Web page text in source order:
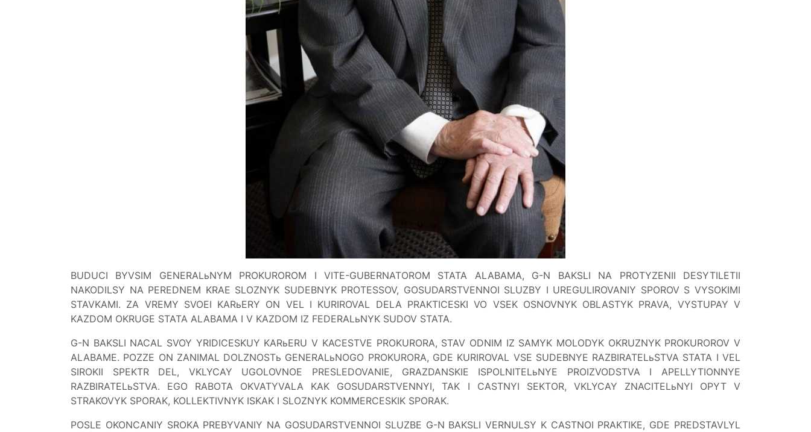
BUDUCI BYVSIM GENERALьNYM PROKUROROM I VITE-GUBERNATOROM STATA ALABAMA, G-N BAKSLI NA PROTYZENII DESYTILETII
NAKODILSY NA PEREDNEM KRAE SLOZNYK SUDEBNYK PROTESSOV, GOSUDARSTVENNOI SLUZBY I UREGULIROVANIY SPOROV S VYSOKIMI
STAVKAMI. ZA VREMY SVOEI KARьERY ON VEL I KURIROVAL DELA PRAKTICESKI VO VSEK OSNOVNYK OBLASTYK PRAVA, VYSTUPAY V
KAZDOM OKRUGE STATA ALABAMA I V KAZDOM IZ FEDERALьNYK SUDOV STATA.
G-N BAKSLI NACAL SVOY YRIDICESKUY KARьERU V KACESTVE PROKURORA, STAV ODNIM IZ SAMYK MOLODYK OKRUZNYK PROKUROROV V
ALABAME. POZZE ON ZANIMAL DOLZNOSTь GENERALьNOGO PROKURORA, GDE KURIROVAL VSE SUDEBNYE RAZBIRATELьSTVA STATA I VEL
SIROKII SPEKTR DEL, VKLYCAY UGOLOVNOE PRESLEDOVANIE, GRAZDANSKIE ISPOLNITELьNYE PROIZVODSTVA I APELLYTIONNYE
RAZBIRATELьSTVA. EGO RABOTA OKVATYVALA KAK GOSUDARSTVENNYI, TAK I CASTNYI SEKTOR, VKLYCAY ZNACITELьNYI OPYT V
STRAKOVYK SPORAK, KOLLEKTIVNYK ISKAK I SLOZNYK KOMMERCESKIK SPORAK.
POSLE OKONCANIY SROKA PREBYVANIY NA GOSUDARSTVENNOI SLUZBE G-N BAKSLI VERNULSY K CASTNOI PRAKTIKE, GDE PREDSTAVLYL